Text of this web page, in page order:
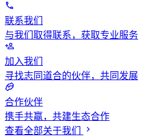
联系我们
与我们取得联系，获取专业服务
加入我们
寻找志同道合的伙伴，共同发展
合作伙伴
携手共赢，共建生态合作
查看全部关于我们